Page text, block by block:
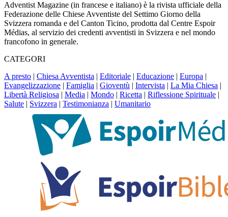
Adventist Magazine (in francese e italiano) è la rivista ufficiale della
Federazione delle Chiese Avventiste del Settimo Giorno della
Svizzera romanda e del Canton Ticino, prodotta dal Centre Espoir
Médias, al servizio dei credenti avventisti in Svizzera e nel mondo
francofono in generale.
CATEGORI
A presto | Chiesa Avventista | Editoriale | Educazione | Europa |
Evangelizzazione | Famiglia | Gioventù | Intervista | La Mia Chiesa |
Libertà Religiosa | Media | Mondo | Ricetta | Riflessione Spirituale |
Salute | Svizzera | Testimonianza | Umanitario